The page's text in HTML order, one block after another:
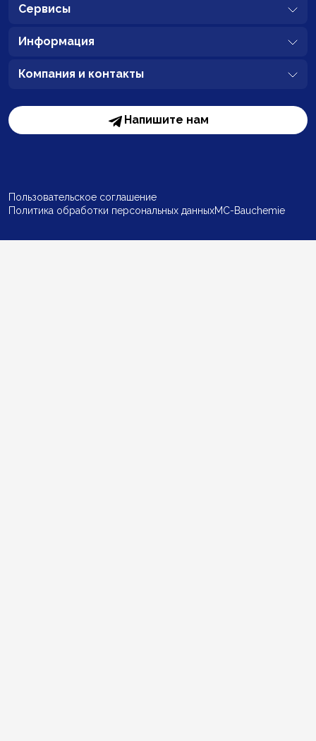
Сервисы
Информация
Компания и контакты
Напишите нам
Пользовательское соглашение
Политика обработки персональных данныхMC-Bauchemie